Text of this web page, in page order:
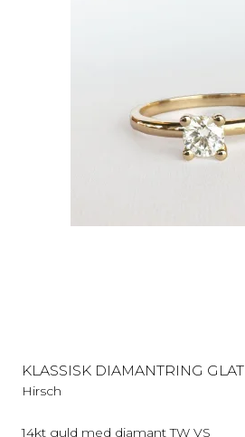
KLASSISK DIAMANTRING GLAT
Hirsch
14kt guld med diamant TW VS